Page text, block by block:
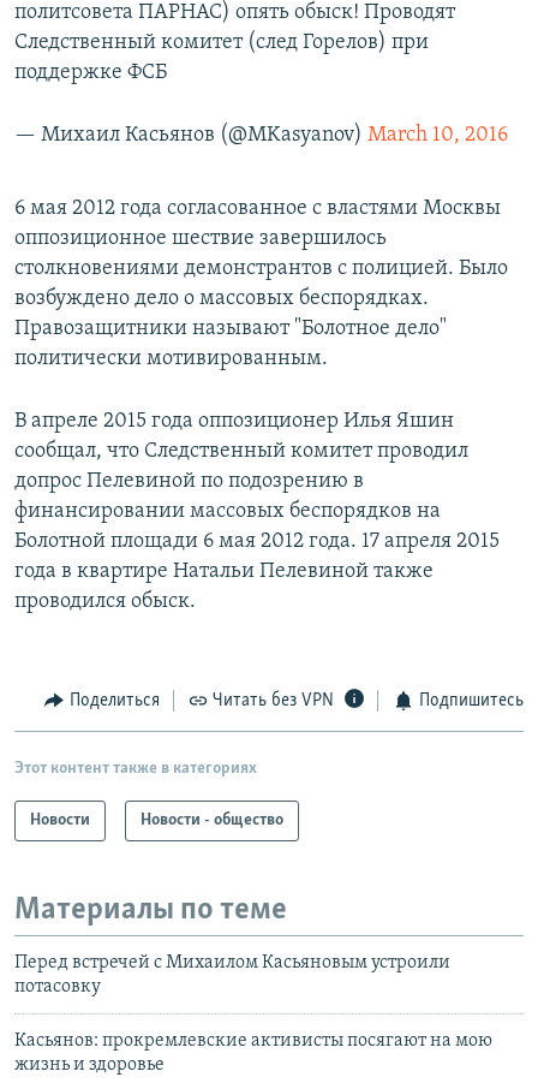
политсовета ПАРНАС) опять обыск! Проводят
Следственный комитет (след Горелов) при
поддержке ФСБ
— Михаил Касьянов (@MKasyanov) March 10, 2016
6 мая 2012 года согласованное с властями Москвы
оппозиционное шествие завершилось
столкновениями демонстрантов с полицией. Было
возбуждено дело о массовых беспорядках.
Правозащитники называют "Болотное дело"
политически мотивированным.
В апреле 2015 года оппозиционер Илья Яшин
сообщал, что Следственный комитет проводил
допрос Пелевиной по подозрению в
финансировании массовых беспорядков на
Болотной площади 6 мая 2012 года. 17 апреля 2015
года в квартире Натальи Пелевиной также
проводился обыск.
Поделиться Читать без VPN Подпишитесь
Этот контент также в категориях
Новости Новости - общество
Материалы по теме
Перед встречей с Михаилом Касьяновым устроили
потасовку
Касьянов: прокремлевские активисты посягают на мою
жизнь и здоровье